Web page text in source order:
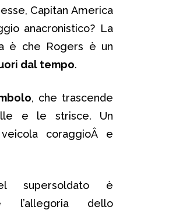
Capitan America
anacronistico? La
è che Rogers è un
dal tempo.
, che trascende
e le strisce. Un
coraggioÂ e
supersoldato è
l’allegoria dello